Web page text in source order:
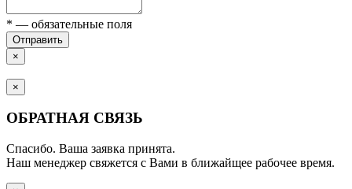
* — обязательные поля
Отправить
×
×
ОБРАТНАЯ СВЯЗЬ
Спасибо. Ваша заявка принята.
Наш менеджер свяжется с Вами в ближайщее рабочее время.